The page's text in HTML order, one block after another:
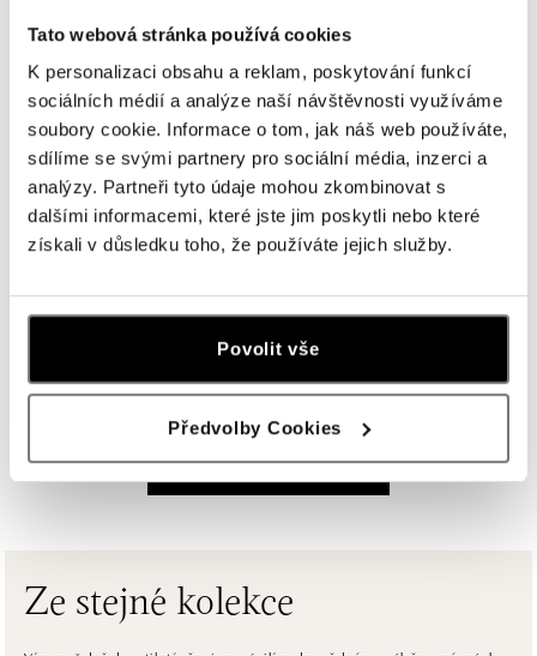
Tato webová stránka používá cookies
K personalizaci obsahu a reklam, poskytování funkcí
sociálních médií a analýze naší návštěvnosti využíváme
soubory cookie. Informace o tom, jak náš web používáte,
sdílíme se svými partnery pro sociální média, inzerci a
analýzy. Partneři tyto údaje mohou zkombinovat s
dalšími informacemi, které jste jim poskytli nebo které
získali v důsledku toho, že používáte jejich služby.
Povolit vše
Předvolby Cookies
ALOve OC Olympia, Brno
U Dálnice 777, 664 42 Brno
tel.: +420604389337
dnes otevřeno od 10:00
ALOve Westfield Černý most, Praha 9
Chlumecká 765/6, 198 19 Praha 9
tel.: +420735703904
Roztylská 2321/19, 148 00 Praha 4 - Chodov
tel.: +420730524389
ALOve OC Aupark, Bratislava
ALOve OC Eurovea, Bratislava
ZOBRAZIT VŠECHNY BUTIKY
Ze stejné kolekce